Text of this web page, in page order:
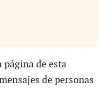
de esta
de personas